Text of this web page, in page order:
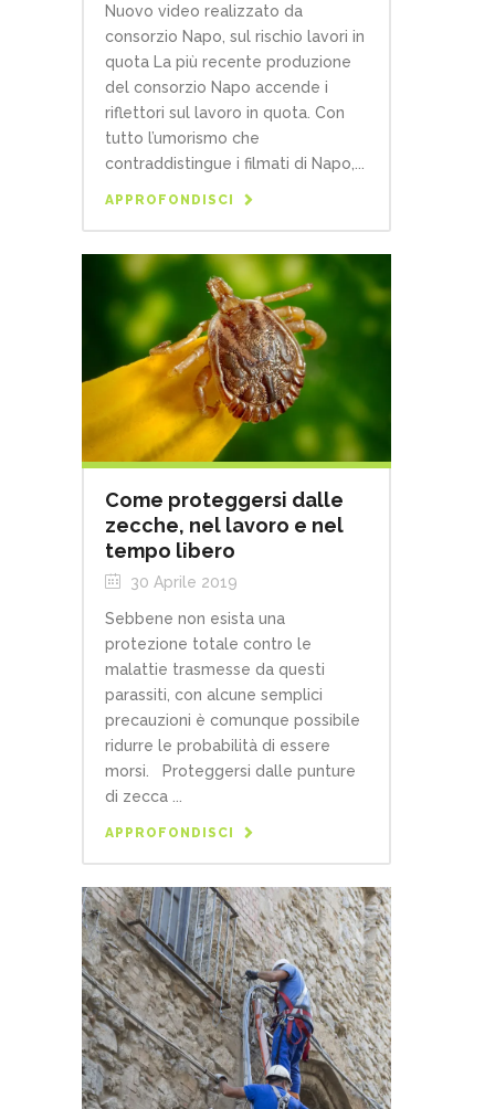
Nuovo video realizzato da
consorzio Napo, sul rischio lavori in
quota La più recente produzione
del consorzio Napo accende i
riflettori sul lavoro in quota. Con
tutto l’umorismo che
contraddistingue i filmati di Napo,...
APPROFONDISCI
Come proteggersi dalle
zecche, nel lavoro e nel
tempo libero
30 Aprile 2019
Sebbene non esista una
protezione totale contro le
malattie trasmesse da questi
parassiti, con alcune semplici
precauzioni è comunque possibile
ridurre le probabilità di essere
morsi. Proteggersi dalle punture
di zecca ...
APPROFONDISCI